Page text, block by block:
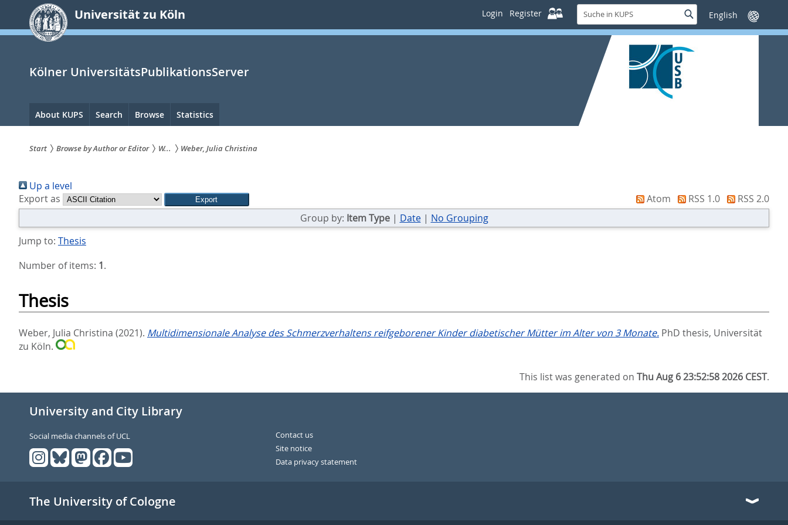
springen
Universität zu Köln Login Register
Suche
in
KUPS
SucheSprache
wechseln
Kölner UniversitätsPublikationsServer
Hauptnavigation
About KUPS Search Browse Statistics
sind
hier:
Start Browse by Author or Editor W... Weber, Julia Christina
Up a level
Export as
Atom RSS 1.0
RSS 2.0
Group by: Item Type| Date| No Grouping
Jump to: Thesis
Number of items: 1.
Thesis
Weber, Julia Christina (2021). Multidimensionale Analyse des Schmerzverhaltens reifgeborener Kinder diabetischer Mütter im Alter von 3 Monate. PhD thesis, Universität
zu Köln.
This list was generated onThu Aug 6 23:52:58 2026 CEST.
University and City Library
Social media channels of UCL
Contact us
Site notice
Data privacy statement
The University of Cologne